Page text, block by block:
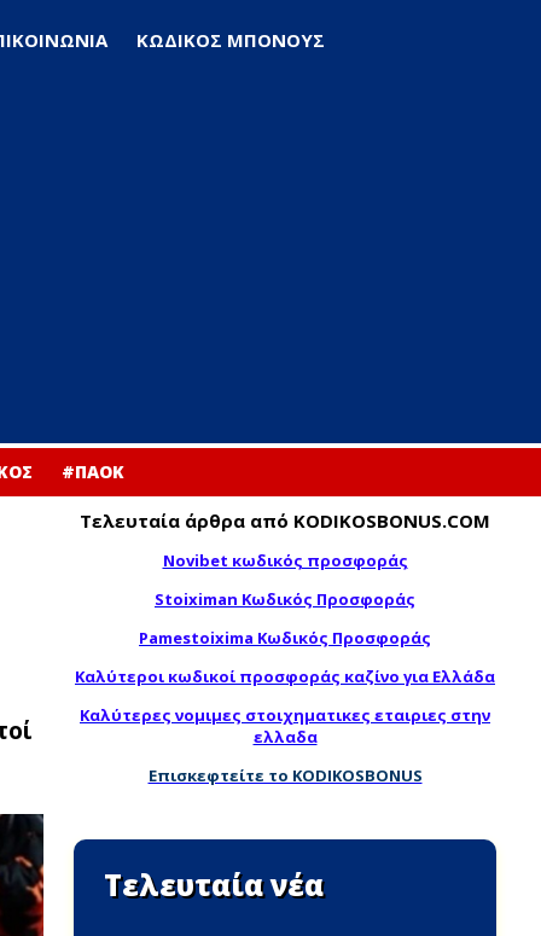
ΚΩΔΙΚΟΣ ΜΠΟΝΟΥΣ
#ΠΑΟΚ
Τελευταία άρθρα από KODIKOSBONUS.COM
Novibet κωδικός προσφοράς
Stoiximan Κωδικός Προσφοράς
Pamestoixima Κωδικός Προσφοράς
Καλύτεροι κωδικοί προσφοράς καζίνο για Ελλάδα
Καλύτερες νομιμες στοιχηματικες εταιριες στην
ελλαδα
Επισκεφτείτε το KODIKOSBONUS
Τελευταία νέα